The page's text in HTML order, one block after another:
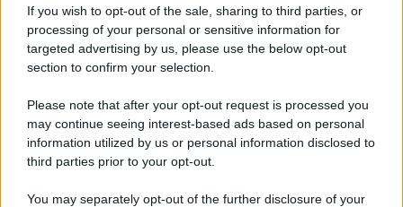
If you wish to opt-out of the sale, sharing to third parties, or
processing of your personal or sensitive information for
targeted advertising by us, please use the below opt-out
section to confirm your selection.
Please note that after your opt-out request is processed you
may continue seeing interest-based ads based on personal
information utilized by us or personal information disclosed to
third parties prior to your opt-out.
You may separately opt-out of the further disclosure of your